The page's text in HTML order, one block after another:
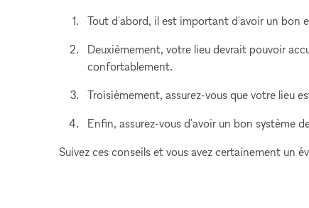
Tout d'abord, il est important d'avoir un bon
Deuxièmement, votre lieu devrait pouvoir
confortablement.
Troisièmement, assurez-vous que votre lieu
Enfin, assurez-vous d'avoir un bon système
Suivez ces conseils et vous avez certainement un